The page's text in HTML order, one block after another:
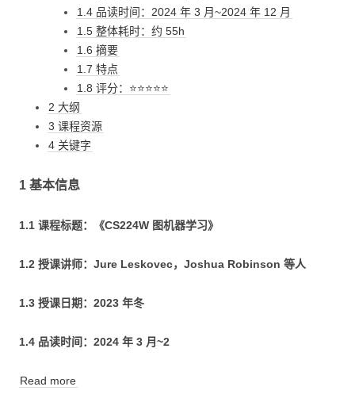
1.4 品读时间：2024 年 3 月~2024 年 12 月
1.5 整体耗时：约 55h
1.6 摘要
1.7 特点
1.8 评分：⭐⭐⭐⭐⭐
2 大纲
3 课程资源
4 关键字
1 基本信息
1.1 课程标题：《CS224W 图机器学习》
1.2 授课讲师：Jure Leskovec，Joshua Robinson 等人
1.3 授课日期：2023 年冬
1.4 品读时间：2024 年 3 月~2
Read more